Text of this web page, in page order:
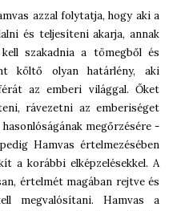
azzal folytatja, hogy aki a
és teljesíteni akarja, annak
szakadnia a tömegből és
költő olyan határlény, aki
az emberi világgal. Őket
rávezetni az emberiséget
megőrzésére -
Hamvas értelmezésében
a korábbi elképzelésekkel. A
értelmét magában rejtve és
megvalósítani. Hamvas a